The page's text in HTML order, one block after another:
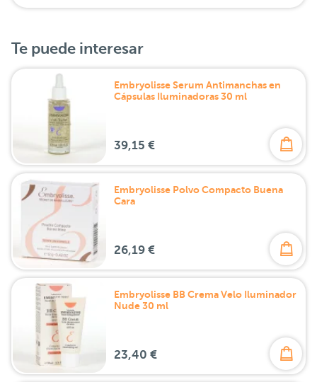
Te puede interesar
Embryolisse Serum Antimanchas en
Cápsulas Iluminadoras 30 ml
39,15 €
Embryolisse Polvo Compacto Buena
Cara
26,19 €
Embryolisse BB Crema Velo Iluminador
Nude 30 ml
23,40 €